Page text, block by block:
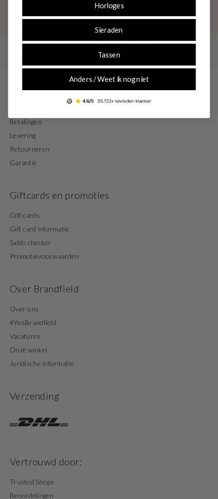
Klantenservice
Betalingen
Levering
Retourneren
Garantie
Giftcards en promoties
Gift cards
Gift card informatie
Saldo checker
Promotievoorwaarden
Over Brandfield
Over ons
#YesBrandfield
Vacatures
Onze winkel
Juridische informatie
Verzending
Vertrouwd door:
Trusted Shops
Beoordelingen
Horloges
Sieraden
Tassen
Anders / Weet ik nog niet